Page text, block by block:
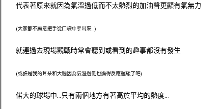
代表著原來就因為氣溫過低而不太熱烈的加油聲更顯有氣無力
(大家都不願意把手從口袋中拿出來...)
就連過去現場觀戰時常會聽到或看到的趣事都沒有發生
(或許是我的耳朵和大腦因為氣溫過低也顯得反應遲緩了吧)
偌大的球場中...只有兩個地方有著高於平均的熱度...